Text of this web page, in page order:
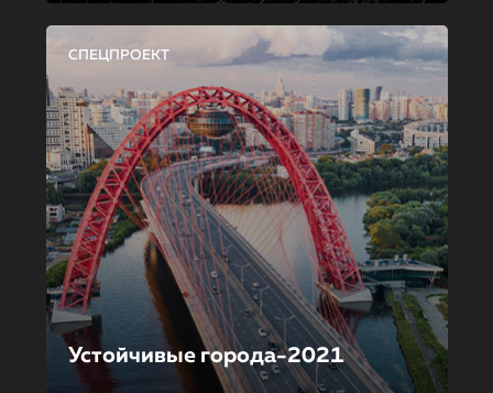
СПЕЦПРОЕКТ
Устойчивые города-2021